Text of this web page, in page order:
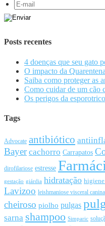
Posts recentes
4 doenças que seu gato
O impacto da
Saiba como proteger as
Como cuidar de um cão
Os perigos da
Tags
Advocate antibiótico
Bayer cachorro Carrapatos
dirofilariose estresse
gestação giárdia hidratação
Lavizoo leishmaniose visceral canina
cheiroso piolho pulgas
sarna shampoo Simparic